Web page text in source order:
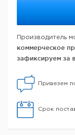
Производитель
коммерческое
зафиксируем за
Привезем
Срок